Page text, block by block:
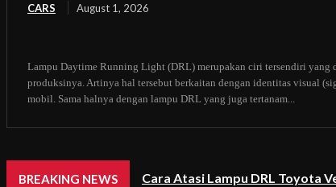
CARS August 1, 2026
Lampu Daytime Running Light (DRL) merupakan ciri tersendiri
produksinya. Artinya hal tersebut berkaitan dengan identitas visual
mobil. Sama halnya dengan lampu DRL yang juga tertanam...
BREAKING NEWS Cara Atasi Lampu DRL Toyota